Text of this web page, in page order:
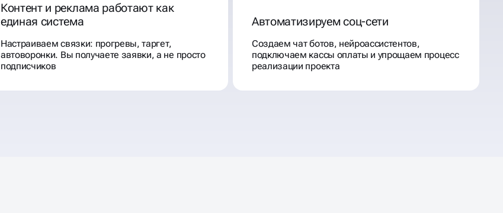
Контент и реклама работают как
единая система
Настраиваем связки: прогревы, таргет,
автоворонки. Вы получаете заявки, а не просто
подписчиков
Автоматизируем соц-сети
Создаем чат ботов, нейроассистентов,
подключаем кассы оплаты и упрощаем процесс
реализации проекта